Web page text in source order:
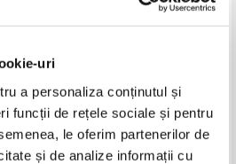
uri
a personaliza conținutul și
funcții de rețele sociale și pentru
le oferim partenerilor de
și de analize informații cu